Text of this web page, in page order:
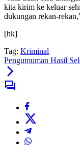
kita kirim ke keluar
dukungan rekan-
[hk]
Tag: Kriminal
Pengumuman Hasil